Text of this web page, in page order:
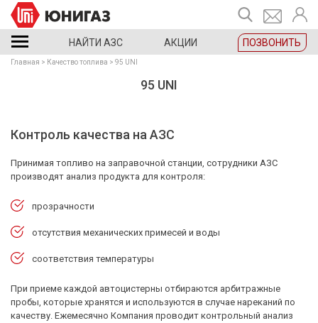
НАЙТИ АЗС АКЦИИ ПОЗВОНИТЬ
Главная Качество топлива 95 UNI
95 UNI
Контроль качества на АЗС
Принимая топливо на заправочной станции, сотрудники АЗС
производят анализ продукта для контроля:
прозрачности
отсутствия механических примесей и воды
соответствия температуры
При приеме каждой автоцистерны отбираются арбитражные
пробы, которые хранятся и используются в случае нареканий по
качеству. Ежемесячно Компания проводит контрольный анализ